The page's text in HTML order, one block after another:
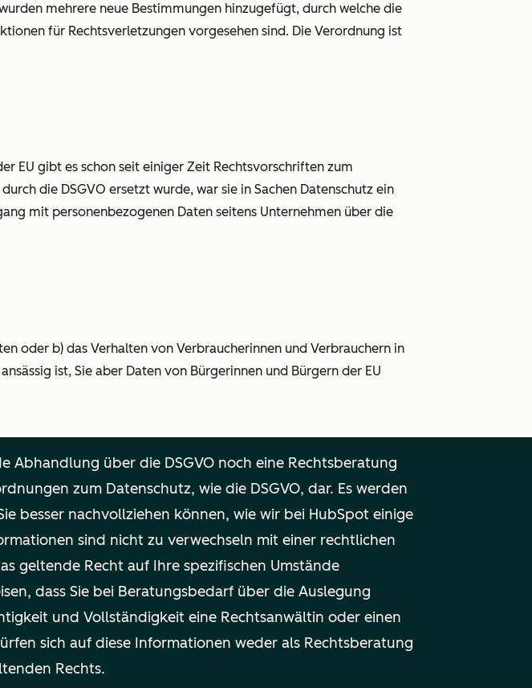
mehrere neue Bestimmungen hinzugefügt, durch welche die
für Rechtsverletzungen vorgesehen sind. Die Verordnung ist
EU gibt es schon seit einiger Zeit Rechtsvorschriften zum
die DSGVO ersetzt wurde, war sie in Sachen Datenschutz ein
mit personenbezogenen Daten seitens Unternehmen über die
oder b) das Verhalten von Verbraucherinnen und Verbrauchern in
ist, Sie aber Daten von Bürgerinnen und Bürgern der EU
Abhandlung über die DSGVO noch eine Rechtsberatung
zum Datenschutz, wie die DSGVO, dar. Es werden
besser nachvollziehen können, wie wir bei HubSpot einige
sind nicht zu verwechseln mit einer rechtlichen
geltende Recht auf Ihre spezifischen Umstände
dass Sie bei Beratungsbedarf über die Auslegung
und Vollständigkeit eine Rechtsanwältin oder einen
sich auf diese Informationen weder als Rechtsberatung
Rechts.